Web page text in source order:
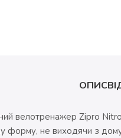
ОПИС
велотренажер Zipro
форму, не виходячи з